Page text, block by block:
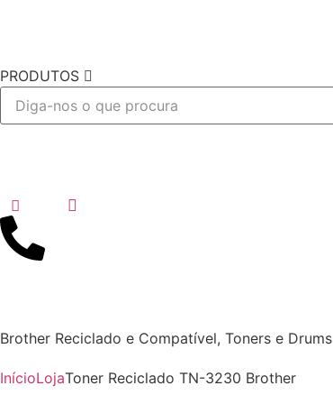
PRODUTOS
Brother Reciclado e Compatível, Toners e Drums
InícioLojaToner Reciclado TN-3230 Brother